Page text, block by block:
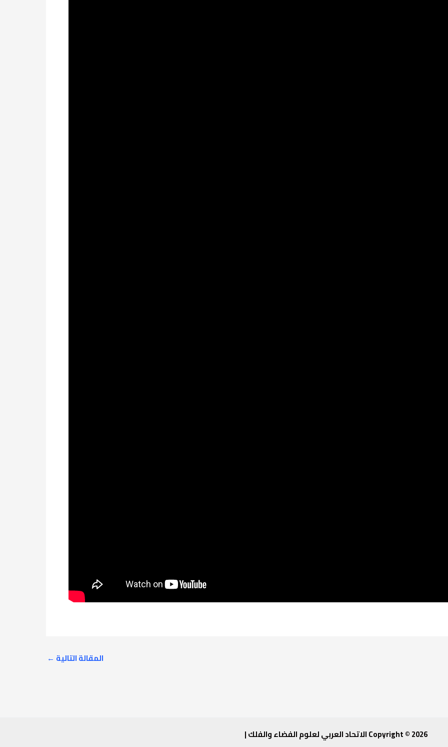
المقالة التالية ←
Copyright © 2026 الاتحاد العربي لعلوم الفضاء والفلك |